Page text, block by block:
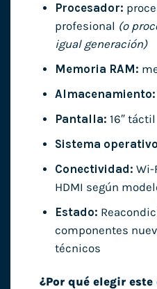
Procesador:
profesional (o
igual generación)
Memoria RAM:
Almacenamiento:
Pantalla: 16″ táctil
Sistema
Conectividad: Wi-
HDMI según
Estado:
componentes
técnicos
¿Por qué elegir este